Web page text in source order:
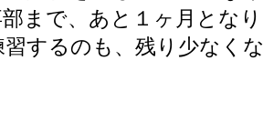
部まで、あと１ヶ月とな
習するのも、残り少なく